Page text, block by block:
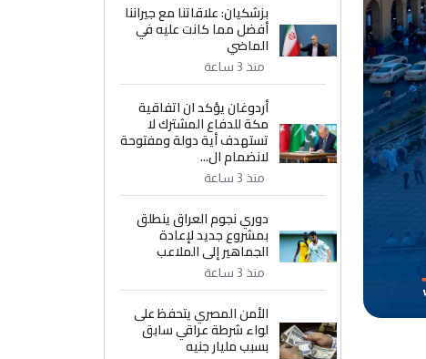
بزشكيان: علاقاتنا مع جيراننا
أفضل مما كانت عليه في
الماضي
منذ 3 ساعة
أردوغان يؤكد ان اتفاقية
مكة للدفاع المشترك لا
تستهدف أية دولة ومفتوحة
لانضمام ال...
منذ 3 ساعة
دوري نجوم العراق ينطلق
بمشروع جديد لإعادة
الجماهير إلى الملاعب
منذ 3 ساعة
الأمن المصري يتحفظ على
لواء شرطة عراقي سابق
بسبب مليار جنيه